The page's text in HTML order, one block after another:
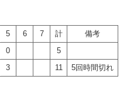
5 6 7 計
備考
0
5
3 11 5回時間切れ